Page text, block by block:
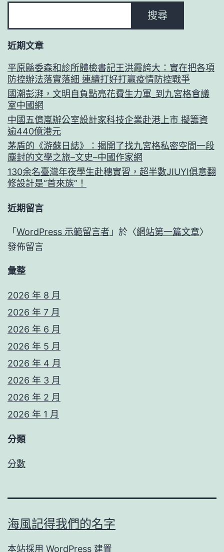
搜尋
近期文章
平原縣委森和診所體檢書記王洪霞誇大：實在把各項
防控辦法落實落細 連續打好打贏疫情防控戰爭
國潮彭湃，文明自負點亮花費生力軍_到九宮格會議
室中國網
中國五億嵐辦公室設計家科技企業赴港上市 擬籌資
逾440億港元
茅盾的《游蘇日誌》：揭開了找九宮格私密空間一段
塵封的文學之旅–文史–中國作家網
130余名臺灣年夜學生赴穗實習，超半數JIUYI俱意翻
修設計是“首來族”！
近期留言
「 WordPress 示範留言者 」於〈網站第一篇文章〉
發佈留言
彙整
2026 年 8 月
2026 年 7 月
2026 年 6 月
2026 年 5 月
2026 年 4 月
2026 年 3 月
2026 年 2 月
2026 年 1 月
分類
分數
海風記得我們的名字
本站採用 WordPress 建置